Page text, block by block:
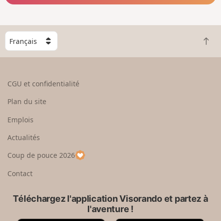
C
h
o
e
u
p
a
R
e
CGU et confidentialité
Plan du site
Emplois
Actualités
Coup de pouce 2026
Contact
Téléchargez l'application Visorando et partez à
l'aventure !